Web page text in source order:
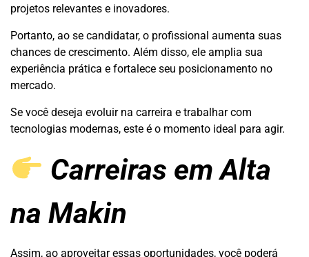
projetos relevantes e inovadores.
Portanto, ao se candidatar, o profissional aumenta suas
chances de crescimento. Além disso, ele amplia sua
experiência prática e fortalece seu posicionamento no
mercado.
Se você deseja evoluir na carreira e trabalhar com
tecnologias modernas, este é o momento ideal para agir.
Carreiras em Alta
na Makin
Assim, ao aproveitar essas oportunidades, você poderá